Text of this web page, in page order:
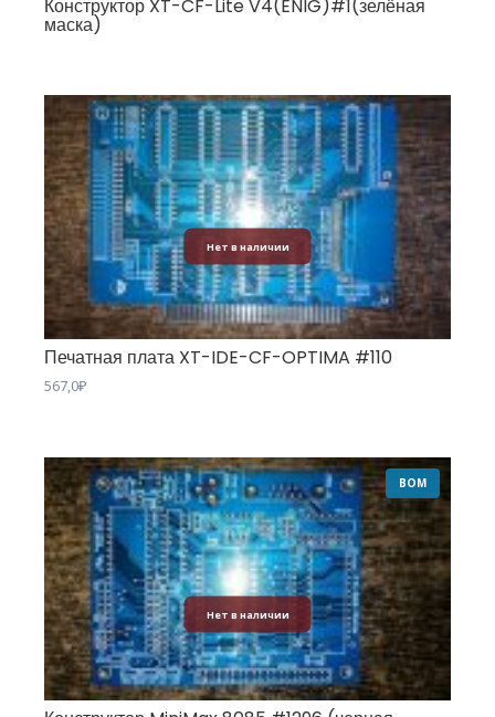
Конструктор XT-CF-Lite V4(ENIG)#1(зелёная
маска)
Нет в наличии
Печатная плата XT-IDE-CF-OPTIMA #110
567,0₽
BOM
Нет в наличии